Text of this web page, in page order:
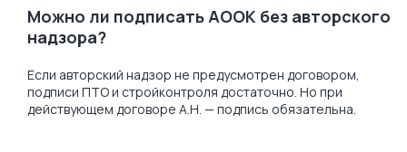
Можно ли подписать АООК без авторского
надзора?
Если авторский надзор не предусмотрен договором,
подписи ПТО и стройконтроля достаточно. Но при
действующем договоре А.Н. — подпись обязательна.